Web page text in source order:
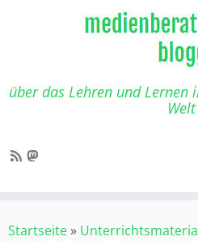
über das Lehren und
Welt
Startseite»